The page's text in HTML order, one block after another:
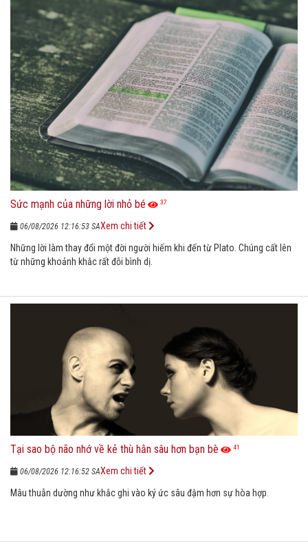
Sức mạnh của những lời nhỏ bé 37
06/08/2026 12:16:53 SA
Những lời làm thay đổi một đời người hiếm khi đến từ Plato. Chúng cất lên
từ những khoảnh khắc rất đỗi bình dị.
Xem chi tiết
Tại sao bộ não nhớ về kẻ thù hằn sâu hơn bạn bè 41
06/08/2026 12:16:52 SA
Mâu thuẫn dường như khắc ghi vào ký ức sâu đậm hơn sự hòa hợp.
Xem chi tiết